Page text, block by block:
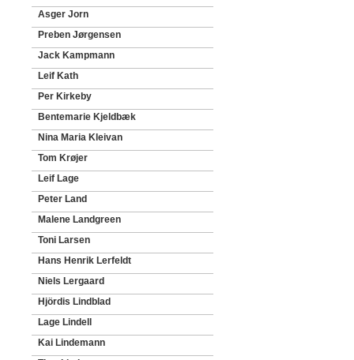
Asger Jorn
Preben Jørgensen
Jack Kampmann
Leif Kath
Per Kirkeby
Bentemarie Kjeldbæk
Nina Maria Kleivan
Tom Krøjer
Leif Lage
Peter Land
Malene Landgreen
Toni Larsen
Hans Henrik Lerfeldt
Niels Lergaard
Hjördis Lindblad
Lage Lindell
Kai Lindemann